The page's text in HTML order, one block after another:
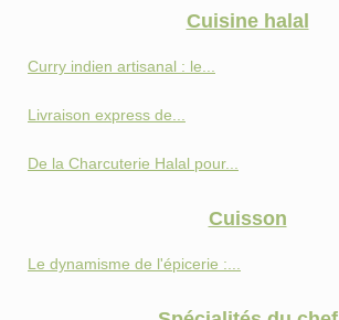
Cuisine halal
Curry indien artisanal : le...
Livraison express de...
De la Charcuterie Halal pour...
Cuisson
Le dynamisme de l'épicerie :...